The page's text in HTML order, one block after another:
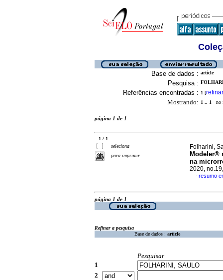
Base de dados : article
Pesquisa :
Referências encontradas : 1 [refinar
Mostrando: 1 .. 1 no
página 1 de 1
1 / 1
seleciona
para imprimir
Folharini,
Modeler®
na
2020,
· resumo
página 1 de 1
Refinar a pesquisa
Base de dados : article
Pesquisar
1
2